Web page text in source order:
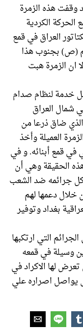
وقفت هذه الزمرة
الكردية
ودعمت ديكتاتور العراق في قمع
(ص) بجنوب هذا
ان الزمرة هبت
خدمة لنظام صدام
شمال العراق
ضاق ذرعا من
العميلة وأخذ
في قمع أبنائه. و في
الحقيقة وهي أن
جرائمه ضد الشعب
خلال دعمها لهم
بغداد وتوفير
التي ارتكبها
وسيلة في قمعه
لها الاكراد في
يواصل اصراره علي